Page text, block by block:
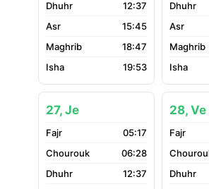
12:37
15:45
18:47
19:53
27, Je
05:17
06:28
12:37
28, Ve